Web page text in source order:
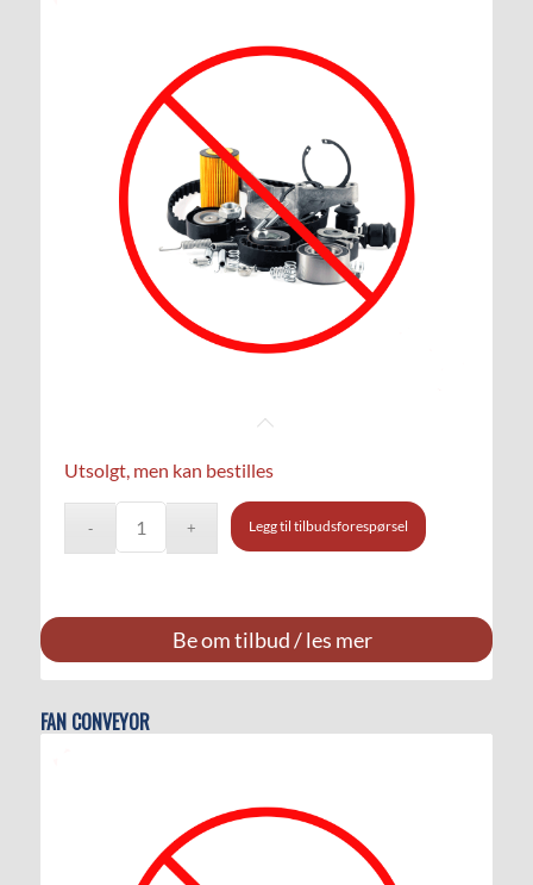
Utsolgt, men kan bestilles
Legg til tilbudsforespørsel
Be om tilbud / les mer
FAN CONVEYOR